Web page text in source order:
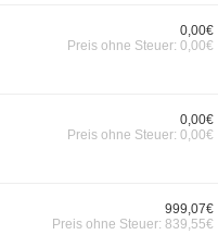
0,00€
Preis ohne Steuer: 0,00€
0,00€
Preis ohne Steuer: 0,00€
999,07€
Preis ohne Steuer: 839,55€